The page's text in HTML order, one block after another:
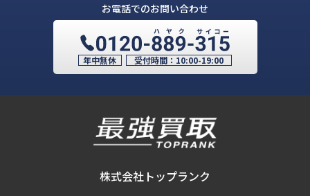
お電話でのお問い合わせ
年中無休 受付時間： 10:00-19:00
株式会社トップランク